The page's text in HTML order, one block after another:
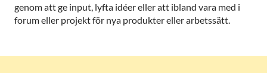
genom att ge input, lyfta idéer eller att ibland vara med i
forum eller projekt för nya produkter eller arbetssätt.